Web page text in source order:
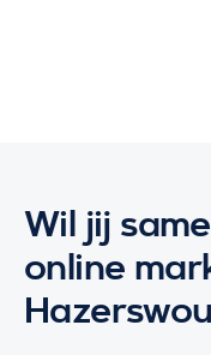
Wil jij
online